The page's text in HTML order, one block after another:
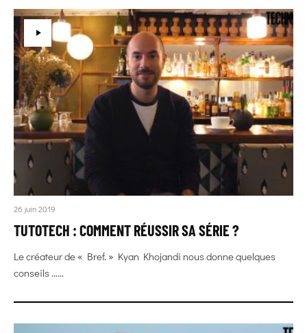
26 juin 2019
TUTOTECH : COMMENT RÉUSSIR SA SÉRIE ?
Le créateur de « Bref. » Kyan Khojandi nous donne quelques
conseils …...